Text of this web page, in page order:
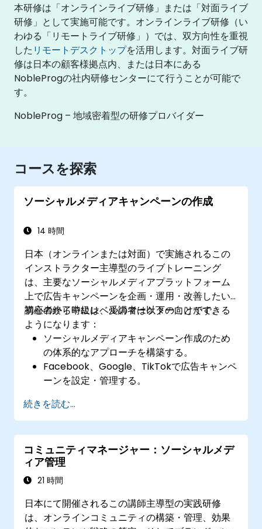
本研修は「オンラインライブ研修」または「対面ライブ
研修」として実施可能です。オンラインライブ研修（い
わゆる「リモートライブ研修」）では、双方向性を重視
したリモートデスクトップを活用します。対面ライブ研
修は日本の顧客様拠点内、または日本にある
NobleProgの社内研修センターにて行うことが可能で
す。
NobleProg – 地域密着型の研修プロバイダー
コースを探索
ソーシャルメディアキャンペーンの作成
14 時間
日本（オンラインまたは対面）で実施されるこの
インストラクター主導型のライブトレーニング
は、主要なソーシャルメディアプラットフォーム
上で広告キャンペーンを企画・運用・改善したい
初心者から中級レベルのマーケター向けです。
講座の終了時には、受講者は以下のことができる
ようになります：
ソーシャルメディアキャンペーン作成のため
の体系的なアプローチを構築する。
Facebook、Google、TikTokで広告キャンペ
ーンを設定・管理する。
ォーマットを選択する。
広告キャンペーンにふさわしい理想的なター
ゲット層を見極める。
分析データやA/Bテストを用いて広告のパフ
ォーマンスを最適化する。
予算配分を工夫することで投資対効果を最大
続きを読む...
コミュニティマネージャー：ソーシャルメデ
ィア管理
21 時間
日本にて開催されるこの講師主導型の実践研修
は、オンラインコミュニティの構築・管理、効果